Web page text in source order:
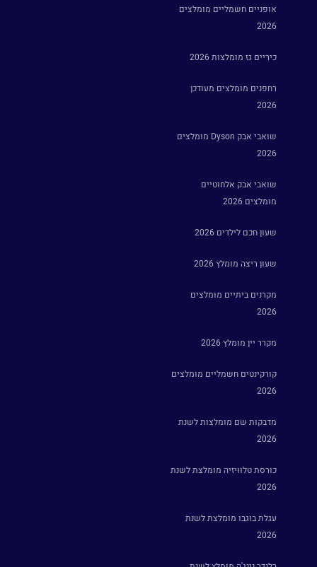
אופניים חשמליים מומלצים
2026
כיריים גז מומלצות 2026
רחפנים מומלצים מעודכן
2026
שואבי אבק Dyson מומלצים
2026
שואבי אבק אלחוטיים
מומלצים 2026
שעון חכם לילדים 2026
שעון ריצה מומלץ 2026
מקרנים ביתיים מומלצים
2026
מקרר יין מומלץ 2026
קורקינטים חשמליים מומלצים
2026
מדבקות שם מומלצות לשנת
2026
כורסת טלוויזיה מומלצת לשנת
2026
עגלת בוגבו מומלצת לשנת
2026